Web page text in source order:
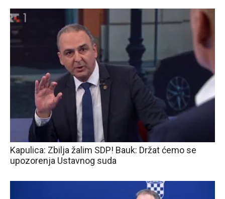
Kapulica: Zbilja žalim SDP! Bauk: Držat ćemo se
upozorenja Ustavnog suda